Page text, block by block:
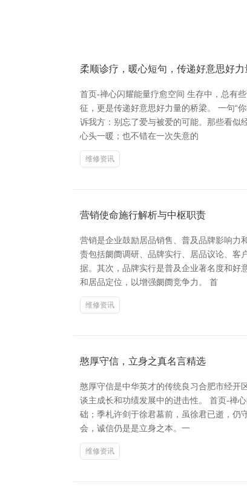
柔顺诊疗，暖心短句，传递好意思好力
首页-禅心闪耀能量疗愈空间 生存中，总有
征，更是传递好意思好力量的桥梁。 一句“
诉我方：别忘了爱与被爱的可能。那些看似
心头一暖；也不错在一次失意的
维修资讯
营销使命施行解析与中枢职责
营销是企业鼓励居品销售、普及品牌影响力
责包括阛阓调研、品牌实行、居品议论、客
据。其次，品牌实行是普及企业著名度和好
和居品定位，以增强阛阓竞争力。 首
维修资讯
憨厚守信，立身之真名言精选
憨厚守信是中华英才的传统良习合肥市经开
谈主成长和功绩发展中的进击性。 首页-禅
础；季札许剑于徐君墓前，虽徐君已逝，仍
会，诚信仍是是立身之本。一
维修资讯